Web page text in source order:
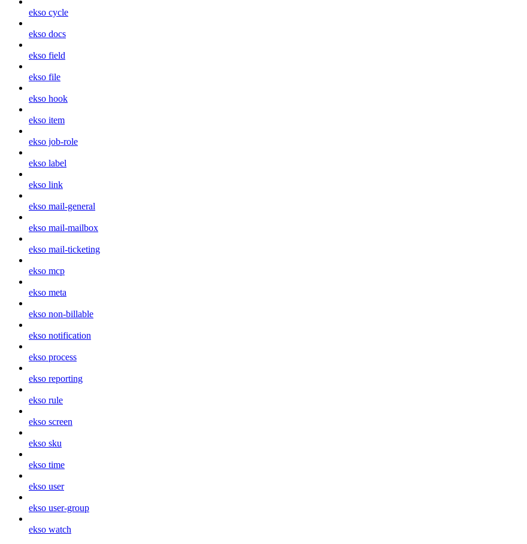
ekso cycle
ekso docs
ekso field
ekso file
ekso hook
ekso item
ekso job-role
ekso label
ekso link
ekso mail-general
ekso mail-mailbox
ekso mail-ticketing
ekso mcp
ekso meta
ekso non-billable
ekso notification
ekso process
ekso reporting
ekso rule
ekso screen
ekso sku
ekso time
ekso user
ekso user-group
ekso watch